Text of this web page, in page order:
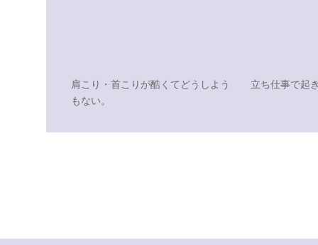
肩こり・首こりが酷くてどうしよう
もない。
立ち仕事で起